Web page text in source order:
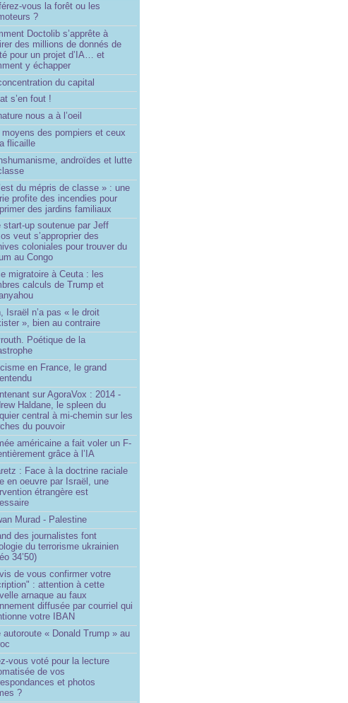
vous la forêt ou les
?
Doctolib s’apprête à
des millions de donnés de
pour un projet d’IA… et
y échapper
du capital
s’en fout !
nous a à l’oeil
moyens des pompiers et ceux
flicaille
androïdes et lutte
du mépris de classe » : une
profite des incendies pour
des jardins familiaux
start-up soutenue par Jeff
veut s’approprier des
coloniales pour trouver du
au Congo
migratoire à Ceuta : les
calculs de Trump et
Israël n’a pas « le droit
», bien au contraire
Poétique de la
en France, le grand
sur AgoraVox : 2014 -
Haldane, le spleen du
central à mi-chemin sur les
du pouvoir
américaine a fait voler un F-
grâce à l’IA
: Face à la doctrine raciale
en oeuvre par Israël, une
étrangère est
Murad - Palestine
des journalistes font
du terrorisme ukrainien
34’50)
de vous confirmer votre
: attention à cette
arnaque au faux
diffusée par courriel qui
votre IBAN
autoroute « Donald Trump » au
vous voté pour la lecture
de vos
et photos
?